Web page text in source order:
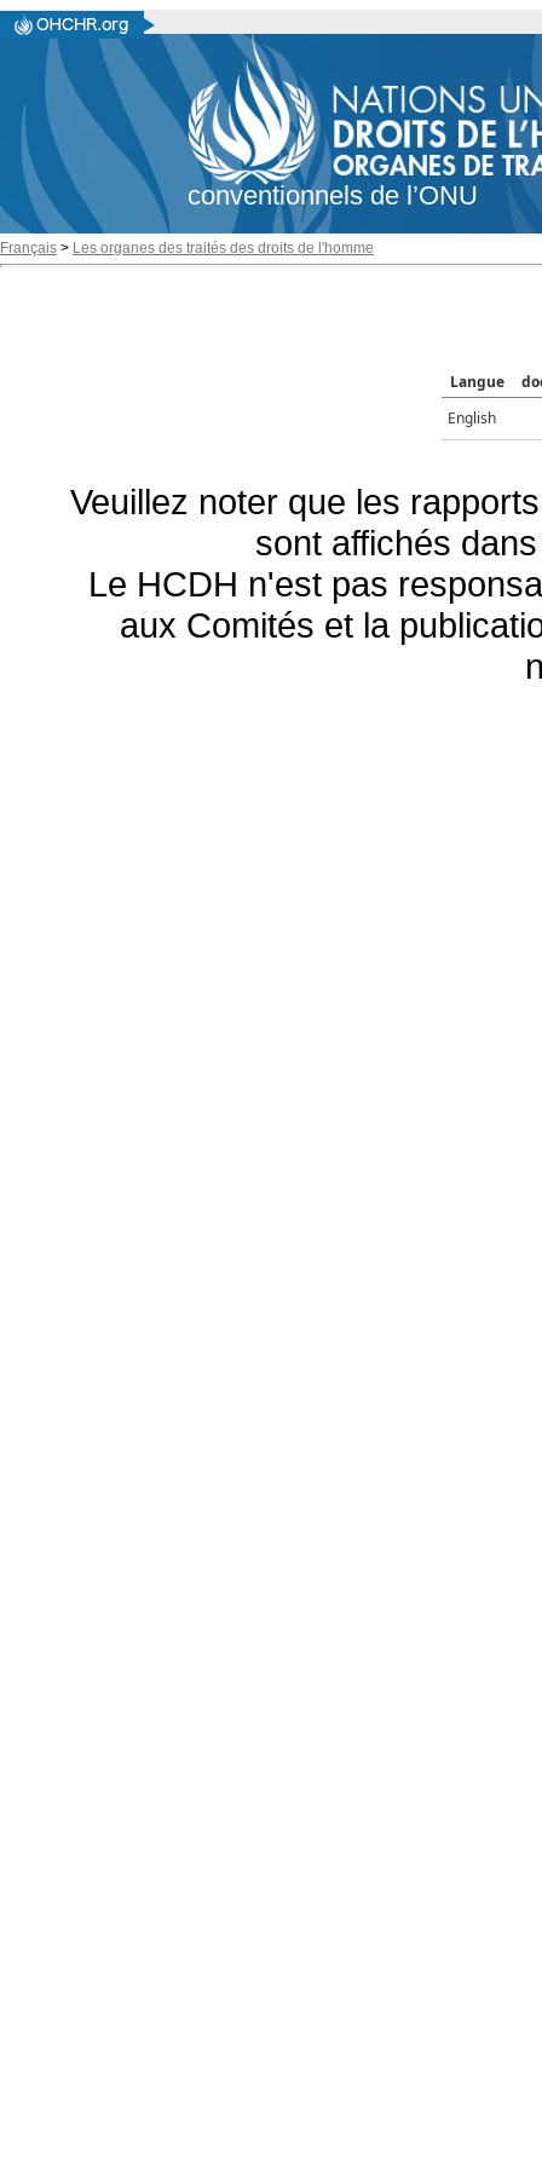
conventionnels de l’ONU
Français > Les organes des traités des droits de l'homme
Langue
English
Veuillez noter que les
sont affichés
Le HCDH n'est pas
aux Comités et la